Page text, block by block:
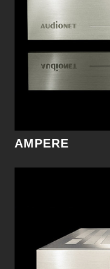
AMPERE
PAM G2是劃時代